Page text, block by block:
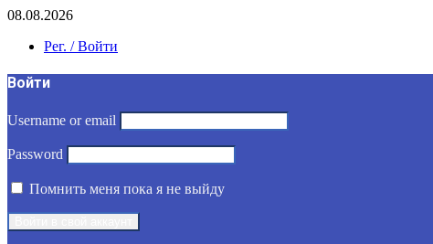
08.08.2026
Рег. / Войти
Войти
Username or email
Password
Помнить меня пока я не выйду